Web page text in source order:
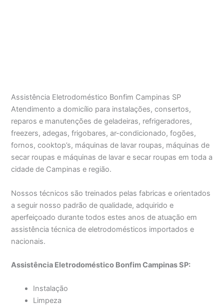
Assistência Eletrodoméstico Bonfim Campinas SP
Atendimento a domicílio para instalações, consertos,
reparos e manutenções de geladeiras, refrigeradores,
freezers, adegas, frigobares, ar-condicionado, fogões,
fornos, cooktop’s, máquinas de lavar roupas, máquinas de
secar roupas e máquinas de lavar e secar roupas em toda a
cidade de Campinas e região.
Nossos técnicos são treinados pelas fabricas e orientados
a seguir nosso padrão de qualidade, adquirido e
aperfeiçoado durante todos estes anos de atuação em
assistência técnica de eletrodomésticos importados e
nacionais.
Assistência Eletrodoméstico Bonfim Campinas SP:
Instalação
Limpeza